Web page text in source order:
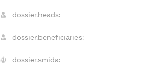
dossier.heads:
dossier.beneficiaries:
dossier.smida: